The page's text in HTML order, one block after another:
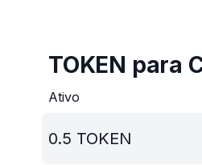
TOKEN para
Ativo
0.5 TOKEN